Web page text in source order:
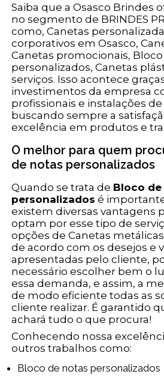
Saiba que a Osasco Brindes
no segmento de BRINDES
como, Canetas
corporativos em Osasco,
Canetas promocionais,
personalizados, Canetas
serviços. Isso acontece
investimentos da empresa
profissionais e instalações
buscando sempre a
excelência em produtos e
O melhor para quem
de notas personalizados
Quando se trata de Bloco
personalizados é
existem diversas vantagens
optam por esse tipo de
opções de Canetas
de acordo com os desejos e
apresentadas pelo cliente,
necessário escolher bem o
essa demanda, e assim, a
de modo eficiente todas as
cliente realizar. É garantido
achará tudo o que procura!
Conhecendo nossa
outros trabalhos como:
Bloco de notas personalizados